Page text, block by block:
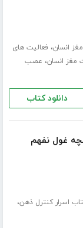
انسان، فعالیت های
مغز انسان، عصب
دانلود کتاب
غول نفهم
اسرار کنترل ذهن،